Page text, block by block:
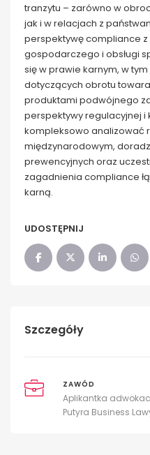
tranzytu – zarówno w
jak i w relacjach z
perspektywę compliance
gospodarczego i obsługi
się w prawie karnym, w
dotyczących obrotu
produktami podwójnego
perspektywy regulacyjnej i
kompleksowo analizować
międzynarodowym,
prewencyjnych oraz
zagadnienia compliance
karną.
UDOSTĘPNIJ
Szczegóły
ZAWÓD
Aplikantka
Putyra Business